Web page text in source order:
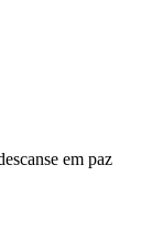
em paz